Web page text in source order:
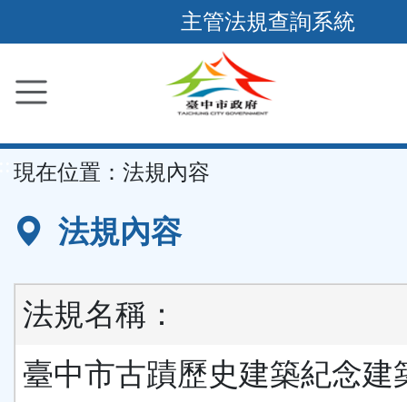
到
要
容
區
主管法規查詢系統
現在位置： 法規內容
法規內容
法規名稱：
臺中市古蹟歷史建築紀念建